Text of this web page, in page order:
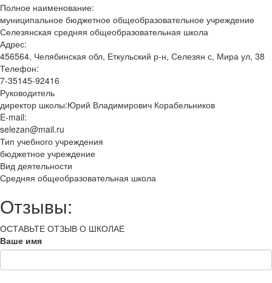
Полное наименование:
муниципальное бюджетное общеобразовательное учреждение
Селезянская средняя общеобразовательная школа
Адрес:
456564, Челябинская обл, Еткульский р-н, Селезян с, Мира ул, 38
Телефон:
7-35145-92416
Руководитель
директор школы:Юрий Владимирович Корабельников
E-mail:
selezan@mail.ru
Тип учебного учреждения
бюджетное учреждение
Вид деятельности
Средняя общеобразовательная школа
Отзывы:
ОСТАВЬТЕ ОТЗЫВ О ШКОЛАЕ
Ваше имя